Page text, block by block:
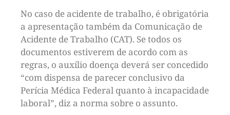
No caso de acidente de trabalho, é obrigatória
a apresentação também da Comunicação de
Acidente de Trabalho (CAT). Se todos os
documentos estiverem de acordo com as
regras, o auxílio doença deverá ser concedido
“com dispensa de parecer conclusivo da
Perícia Médica Federal quanto à incapacidade
laboral”, diz a norma sobre o assunto.